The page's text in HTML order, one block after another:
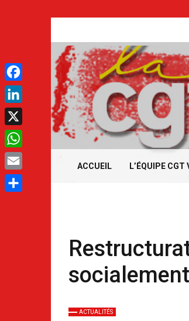
au
contenu
.
ACCUEIL L’ÉQUIPE CGT
ACTUALITÉS
Facebook
LinkedIn
X
WhatsApp
Email